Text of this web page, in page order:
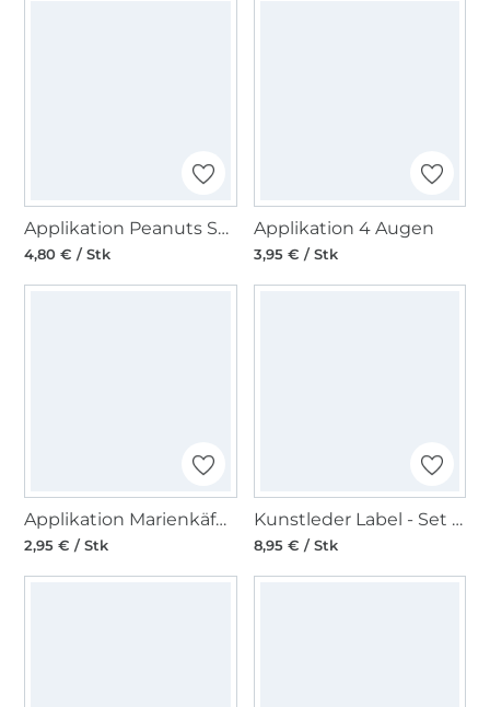
Applikation Peanuts Snoopy
4,80 € / Stk
Applikation 4 Augen
3,95 € / Stk
Applikation Marienkäfer, 2 Stück
2,95 € / Stk
Kunstleder Label - Set Made with Love, 20 Stück
8,95 € / Stk